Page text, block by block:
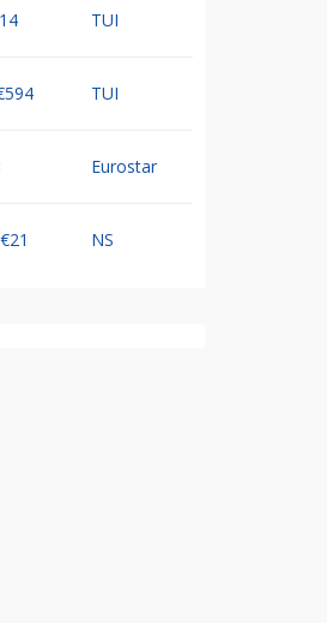
TUI
TUI
Eurostar
NS